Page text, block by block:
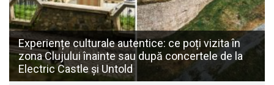
Experiențe culturale autentice: ce poți vizita în
zona Clujului înainte sau după concertele de la
Electric Castle și Untold